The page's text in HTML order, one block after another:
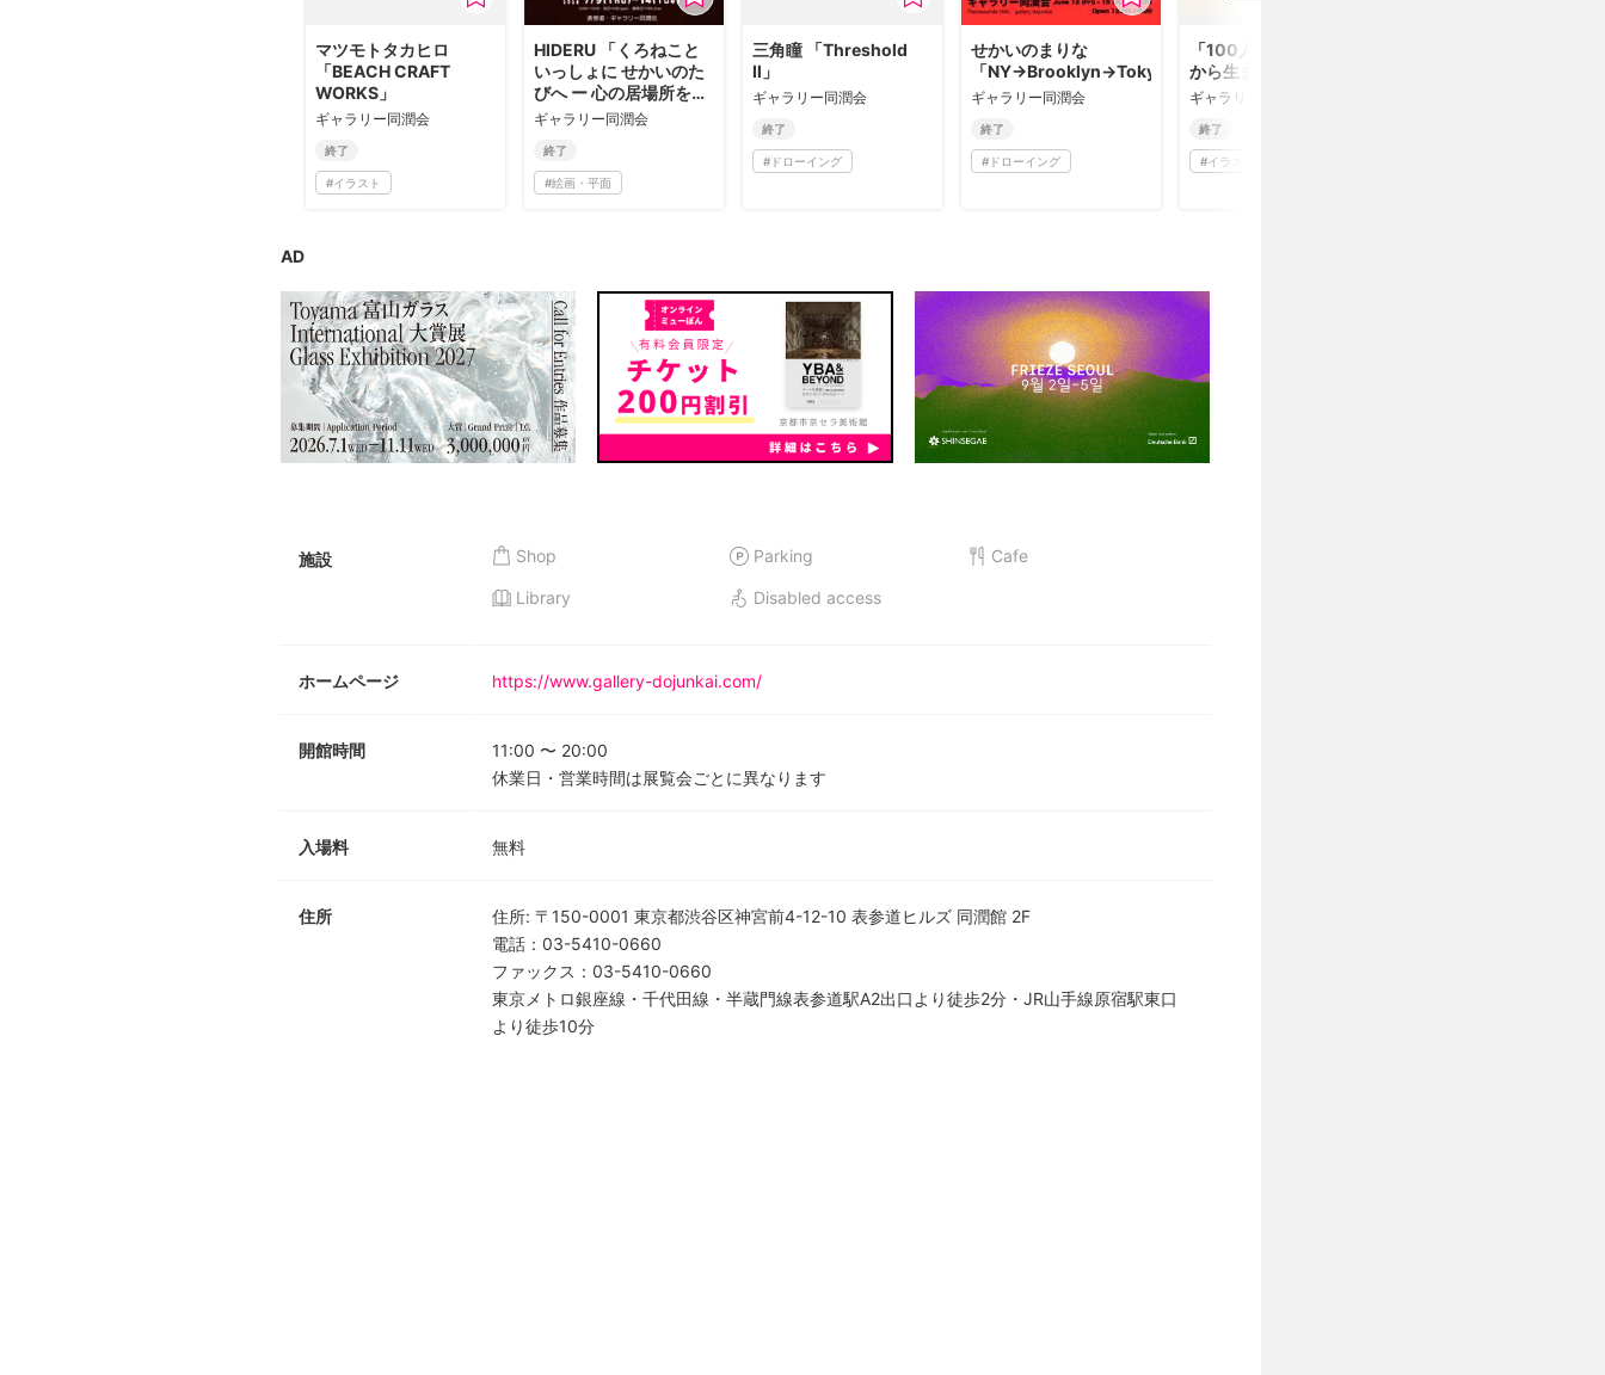
マツモトタカヒロ
「BEACH CRAFT
WORKS」
ギャラリー同潤会
終了
#イラスト
HIDERU 「くろねこと
いっしょに せかいのた
びへ ー 心の居場所を探
して ー」
ギャラリー同潤会
終了
#絵画・平面
三⾓瞳 「Threshold
Ⅱ」
ギャラリー同潤会
終了
# ドローイング
せかいのまりな
「NY→Brooklyn→Tokyo→Miami」
ギャラリー同潤会
終了
# ドローイング
「100人のARTノート
から生まれた原画展」
ギャラリー同潤会
終了
#イラスト
AD
施設 Shop Parking Cafe
Library Disabled access
ホームページ https://www.gallery-dojunkai.com/
開館時間 11:00 〜 20:00
休業日・営業時間は展覧会ごとに異なります
入場料 無料
住所 住所: 〒150-0001 東京都渋谷区神宮前4-12-10 表参道ヒルズ 同潤館 2F
電話 ： 03-5410-0660
ファックス ： 03-5410-0660
東京メトロ銀座線・千代田線・半蔵門線表参道駅A2出口より徒歩2分・JR山手線原宿駅東口
より徒歩10分